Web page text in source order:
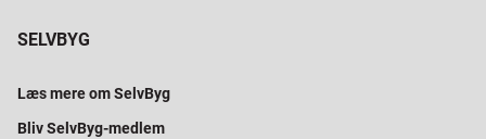
SELVBYG
Læs mere om SelvByg
Bliv SelvByg-medlem